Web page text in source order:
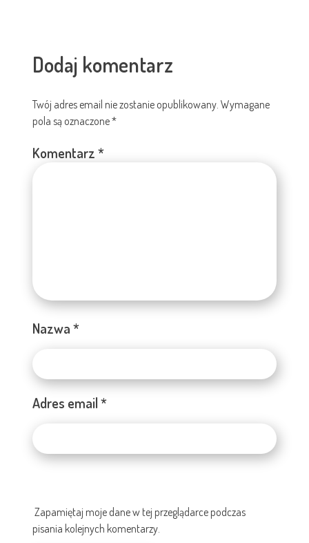
Dodaj komentarz
Twój adres email nie zostanie opublikowany. Wymagane
pola są oznaczone*
Komentarz*
Nazwa*
Adres email*
Zapamiętaj moje dane w tej przeglądarce podczas
pisania kolejnych komentarzy.